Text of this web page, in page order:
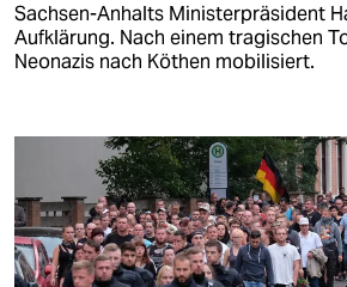
Sachsen-Anhalts Ministerpräsident
Aufklärung. Nach einem tragischen
Neonazis nach Köthen mobilisiert.